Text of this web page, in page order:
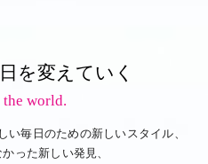
を変えていく
the world.
毎日のための新しいスタイル、
った新しい発見、